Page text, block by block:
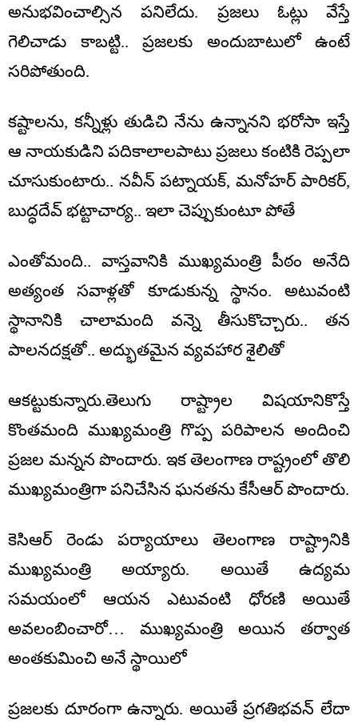
అనుభవించాల్సిన పనిలేదు. ప్రజలు ఓట్లు వేస్తే
గెలిచాడు కాబట్టి.. ప్రజలకు అందుబాటులో ఉంటే
సరిపోతుంది.
కష్టాలను, కన్నీళ్లు తుడిచి నేను ఉన్నానని భరోసా ఇస్తే
ఆ నాయకుడిని పదికాలాలపాటు ప్రజలు కంటికి రెప్పలా
చూసుకుంటారు.. నవీన్ పట్నాయక్, మనోహర్ పారికర్,
బుద్ధదేవ్ భట్టాచార్య.. ఇలా చెప్పుకుంటూ పోతే
ఎంతోమంది.. వాస్తవానికి ముఖ్యమంత్రి పీఠం అనేది
అత్యంత సవాళ్లతో కూడుకున్న స్థానం. అటువంటి
స్థానానికి చాలామంది వన్నె తీసుకొచ్చారు.. తన
పాలనదక్షతో.. అద్భుతమైన వ్యవహార శైలితో
ఆకట్టుకున్నారు.తెలుగు రాష్ట్రాల విషయానికొస్తే
కొంతమంది ముఖ్యమంత్రి గొప్ప పరిపాలన అందించి
ప్రజల మన్నన పొందారు. ఇక తెలంగాణ రాష్ట్రంలో తొలి
ముఖ్యమంత్రిగా పనిచేసిన ఘనతను కేసీఆర్ పొందారు.
కెసిఆర్ రెండు పర్యాయాలు తెలంగాణ రాష్ట్రానికి
ముఖ్యమంత్రి అయ్యారు. అయితే ఉద్యమ
సమయంలో ఆయన ఎటువంటి ధోరణి అయితే
అవలంబించారో… ముఖ్యమంత్రి అయిన తర్వాత
అంతకుమించి అనే స్థాయిలో
ప్రజలకు దూరంగా ఉన్నారు. అయితే ప్రగతిభవన్ లేదా